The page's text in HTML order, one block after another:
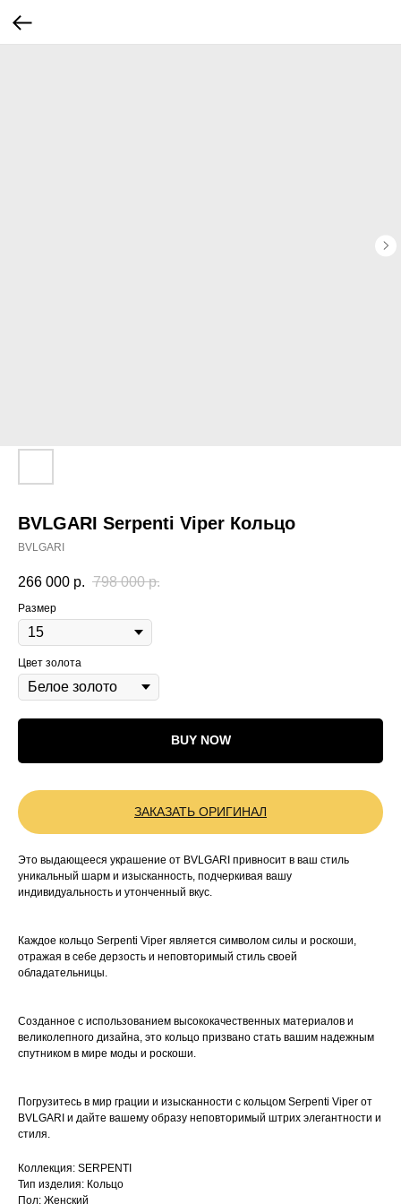
BVLGARI Serpenti Viper Кольцо
BVLGARI
266 000 р. 798 000 р.
Размер
Цвет золота
BUY NOW
ЗАКАЗАТЬ ОРИГИНАЛ
Это выдающееся украшение от BVLGARI привносит в ваш стиль
уникальный шарм и изысканность, подчеркивая вашу
индивидуальность и утонченный вкус.
Каждое кольцо Serpenti Viper является символом силы и роскоши,
отражая в себе дерзость и неповторимый стиль своей
обладательницы.
Созданное с использованием высококачественных материалов и
великолепного дизайна, это кольцо призвано стать вашим надежным
спутником в мире моды и роскоши.
Погрузитесь в мир грации и изысканности с кольцом Serpenti Viper от
BVLGARI и дайте вашему образу неповторимый штрих элегантности и
стиля.
Коллекция: SERPENTI
Тип изделия: Кольцо
Пол: Женский